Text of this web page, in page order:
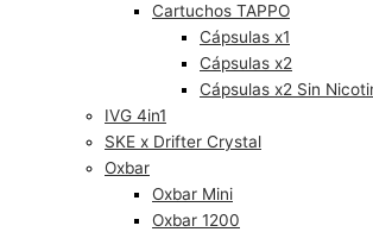
Cartuchos TAPPO
Cápsulas x1
Cápsulas x2
Cápsulas x2 Sin
IVG 4in1
SKE x Drifter Crystal
Oxbar
Oxbar Mini
Oxbar 1200